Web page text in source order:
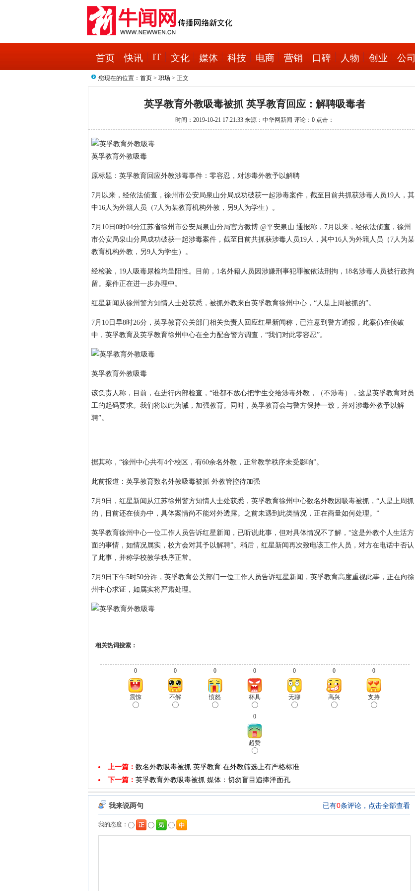
首页 快讯 IT 文化 媒体 科技 电商 营销 口碑 人物 创业 公司
您现在的位置： 首页 > 职场 > 正文
英孚教育外教吸毒被抓 英孚教育回应：解聘吸毒者
时间：2019-10-21 17:21:33 来源：中华网新闻 评论： 0 点击：
英孚教育外教吸毒
原标题：英孚教育回应外教涉毒事件：零容忍，对涉毒外教予以解聘
7月以来，经依法侦查，徐州市公安局泉山分局成功破获一起涉毒案件，截至目前共抓获涉毒人员19人，其
中16人为外籍人员（7人为某教育机构外教，另9人为学生）。
7月10日0时04分江苏省徐州市公安局泉山分局官方微博 @平安泉山 通报称，7月以来，经依法侦查，徐州
市公安局泉山分局成功破获一起涉毒案件，截至目前共抓获涉毒人员19人，其中16人为外籍人员（7人为某
教育机构外教，另9人为学生）。
经检验，19人吸毒尿检均呈阳性。目前，1名外籍人员因涉嫌刑事犯罪被依法刑拘，18名涉毒人员被行政拘
留。案件正在进一步办理中。
红星新闻从徐州警方知情人士处获悉，被抓外教来自英孚教育徐州中心，“人是上周被抓的”。
7月10日早8时26分，英孚教育公关部门相关负责人回应红星新闻称，已注意到警方通报，此案仍在侦破
中，英孚教育及英孚教育徐州中心在全力配合警方调查，“我们对此零容忍”。
英孚教育外教吸毒
该负责人称，目前，在进行内部检查，“谁都不放心把学生交给涉毒外教，（不涉毒），这是英孚教育对员
工的起码要求。我们将以此为诫，加强教育。同时，英孚教育会与警方保持一致，并对涉毒外教予以解
聘”。
据其称，“徐州中心共有4个校区，有60余名外教，正常教学秩序未受影响”。
此前报道：英孚教育数名外教吸毒被抓 外教管控待加强
7月9日，红星新闻从江苏徐州警方知情人士处获悉，英孚教育徐州中心数名外教因吸毒被抓，“人是上周抓
的，目前还在侦办中，具体案情尚不能对外透露。之前未遇到此类情况，正在商量如何处理。”
英孚教育徐州中心一位工作人员告诉红星新闻，已听说此事，但对具体情况不了解，“这是外教个人生活方
面的事情，如情况属实，校方会对其予以解聘”。稍后，红星新闻再次致电该工作人员，对方在电话中否认
了此事，并称学校教学秩序正常。
7月9日下午5时50分许，英孚教育公关部门一位工作人员告诉红星新闻，英孚教育高度重视此事，正在向徐
州中心求证，如属实将严肃处理。
相关热词搜索：
0
震惊
0
不解
0
愤怒
0
杯具
0
无聊
0
高兴
0
支持
0
超赞
上一篇： 数名外教吸毒被抓 英孚教育:在外教筛选上有严格标准
下一篇： 英孚教育外教吸毒被抓 媒体：切勿盲目追捧洋面孔